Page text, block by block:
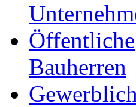
Öffentliche
Bauherren